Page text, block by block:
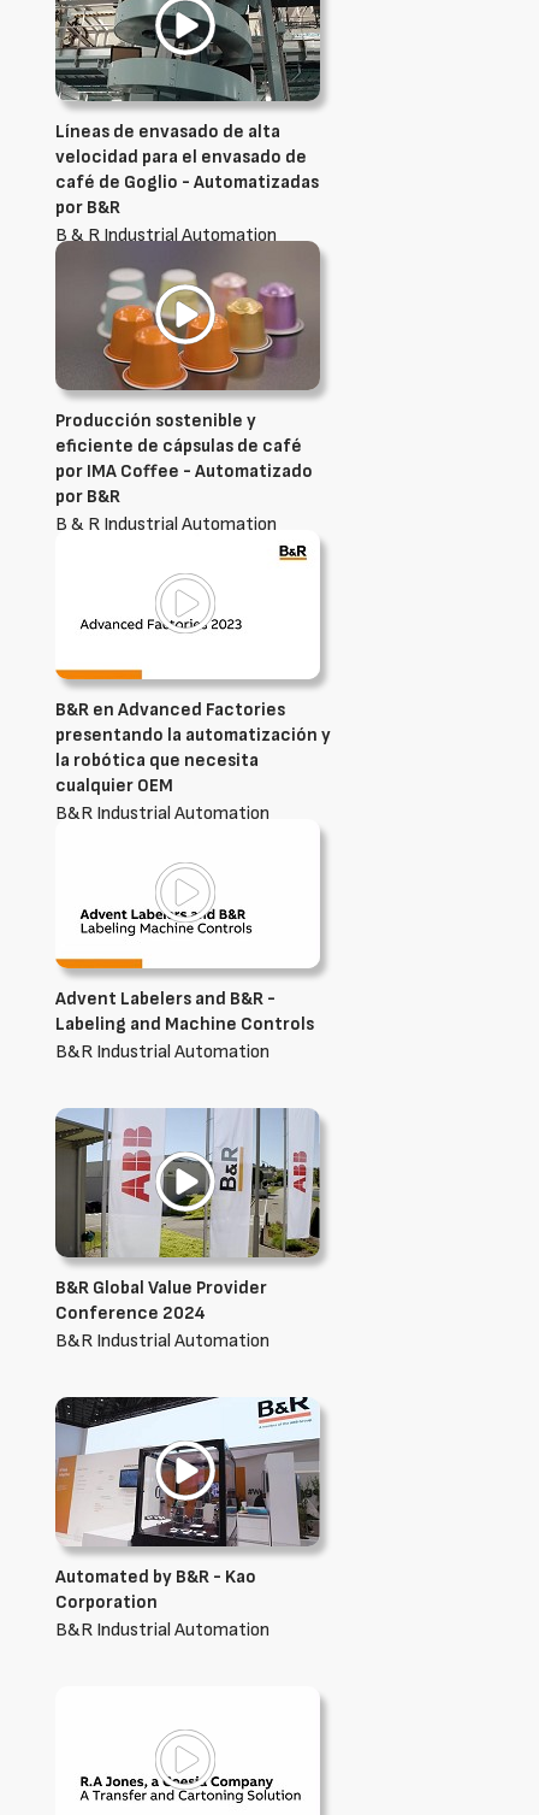
Líneas de envasado de alta
velocidad para el envasado de
café de Goglio - Automatizadas
por B&R
B & R Industrial Automation
Ibérica, S.L.U.
Producción sostenible y
eficiente de cápsulas de café
por IMA Coffee - Automatizado
por B&R
B & R Industrial Automation
B&R en Advanced Factories
presentando la automatización y
la robótica que necesita
cualquier OEM
B&R Industrial Automation
Advent Labelers and B&R -
Labeling and Machine Controls
B&R Industrial Automation
B&R Global Value Provider
Conference 2024
B&R Industrial Automation
Automated by B&R - Kao
Corporation
B&R Industrial Automation